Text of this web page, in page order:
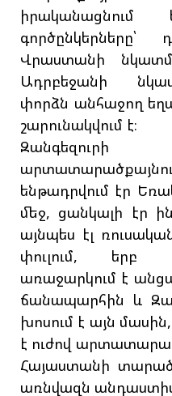
Վրաստանի
Ադրբեջանի
փորձն անհաջող
շարունակվում է։
ենթադրվում էր
մեջ, ցանկալի էր
այնպես էլ
փուլում, երբ
առաջարկում է
ճանապարհին և
խոսում է այն
է ուժով
Հայաստանի
առնվազն